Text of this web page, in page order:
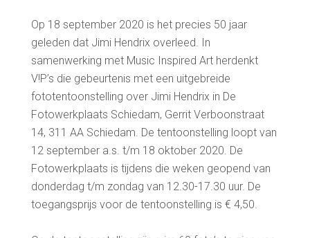
Op 18 september 2020 is het precies 50 jaar
geleden dat Jimi Hendrix overleed. In
samenwerking met Music Inspired Art herdenkt
V!P’s die gebeurtenis met een uitgebreide
fototentoonstelling over Jimi Hendrix in De
Fotowerkplaats Schiedam, Gerrit Verboonstraat
14, 311 AA Schiedam. De tentoonstelling loopt van
12 september a.s. t/m 18 oktober 2020. De
Fotowerkplaats is tijdens die weken geopend van
donderdag t/m zondag van 12.30-17.30 uur. De
toegangsprijs voor de tentoonstelling is € 4,50.